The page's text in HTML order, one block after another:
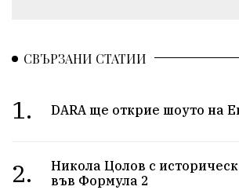
СВЪРЗАНИ СТАТИИ
1. DARA ще открие шоуто на
2.
Никола Цолов с
във Формула 2